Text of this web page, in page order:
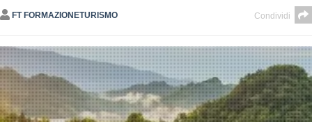
FT FORMAZIONETURISMO Condividi